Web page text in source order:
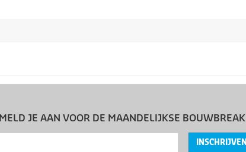
MELD JE AAN VOOR DE MAANDELIJKSE BOUWBREAK
INSCHRIJVEN